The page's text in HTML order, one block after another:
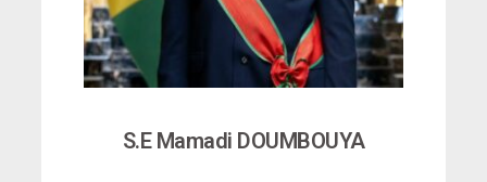
S.E Mamadi DOUMBOUYA